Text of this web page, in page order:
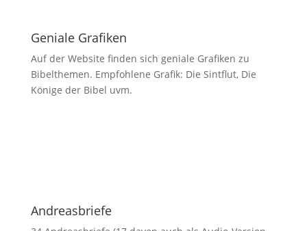
Geniale Grafiken
Auf der Website finden sich geniale Grafiken zu
Bibelthemen. Empfohlene Grafik: Die Sintflut, Die
Könige der Bibel uvm.
Andreasbriefe